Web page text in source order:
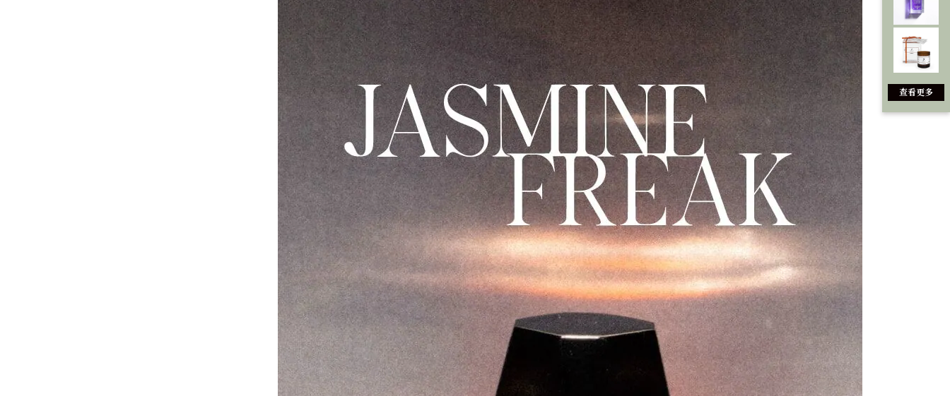
查看更多